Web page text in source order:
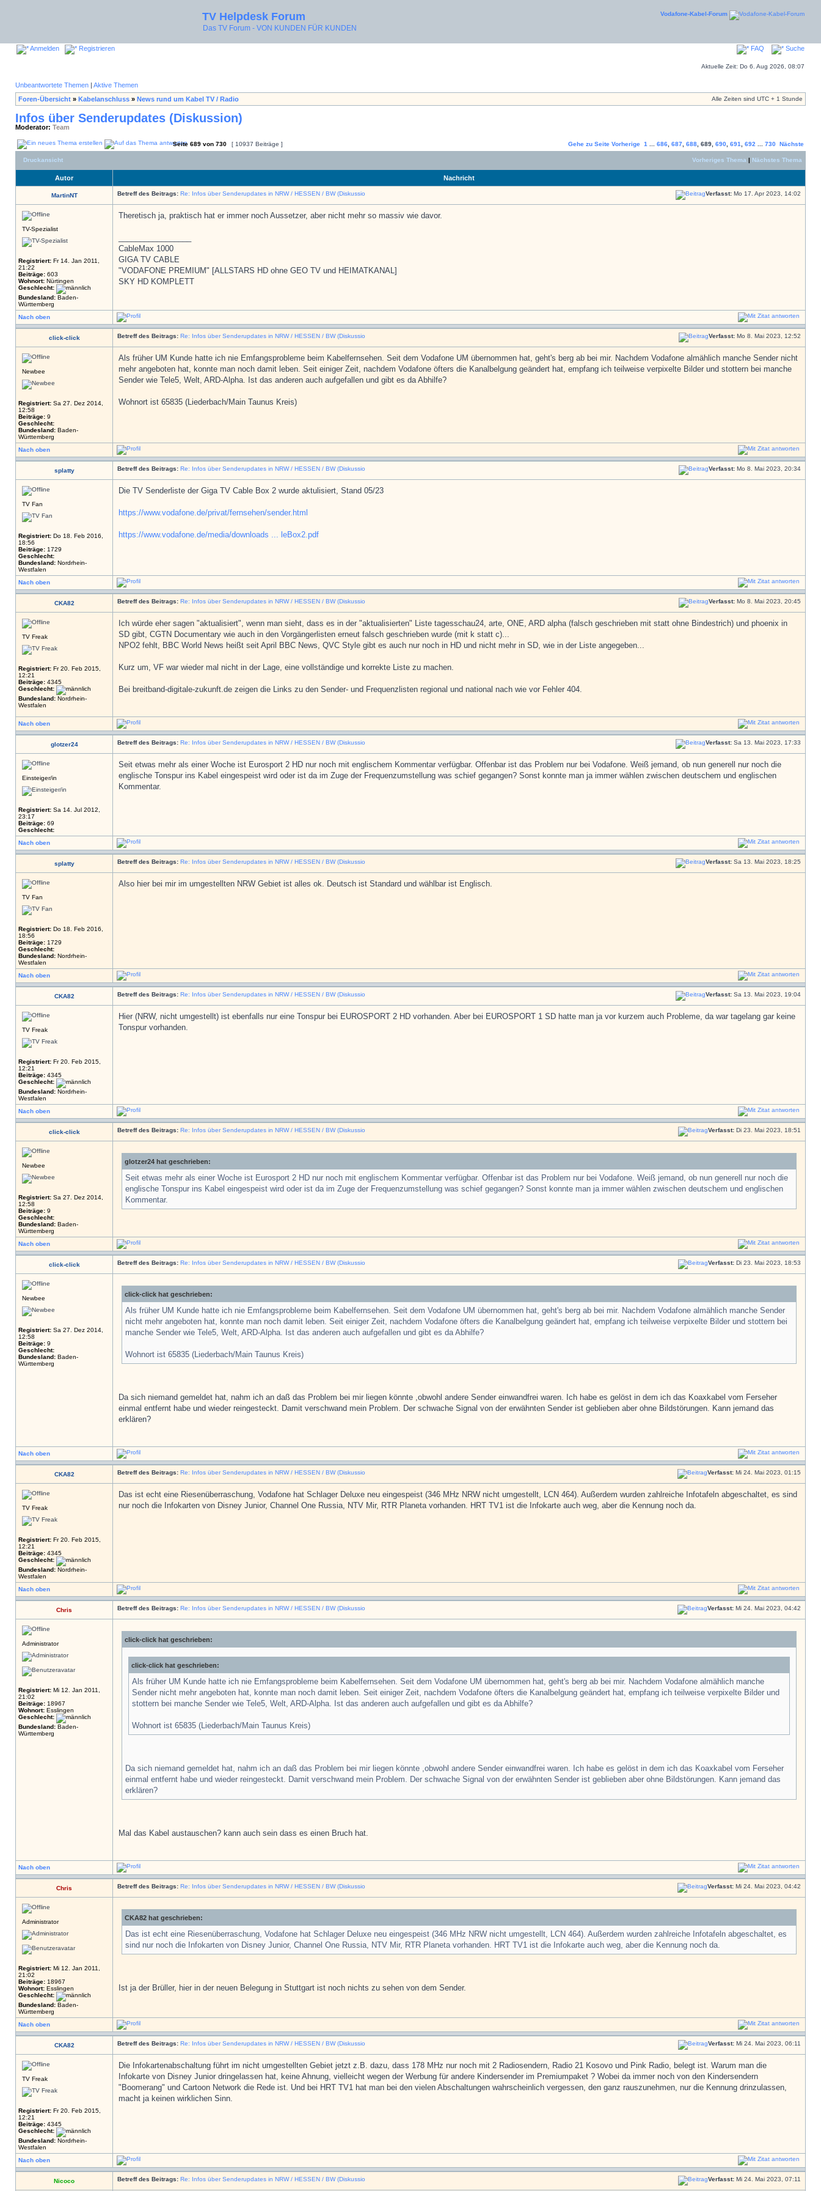
TV Helpdesk Forum
Das TV Forum - VON KUNDEN FÜR KUNDEN
Vodafone-Kabel-Forum
Anmelden Registrieren FAQ Suche
Aktuelle Zeit: Do 6. Aug 2026, 08:07
Unbeantwortete Themen | Aktive Themen
Foren-Übersicht » Kabelanschluss » News rund um Kabel TV / Radio Alle Zeiten sind UTC + 1 Stunde
Infos über Senderupdates (Diskussion)
Moderator: Team
Seite 689 von 730 [ 10937 Beiträge ] Gehe zu Seite Vorherige 1 686 687 688 689 690 691 692 730 Nächste
Druckansicht Vorheriges Thema | Nächstes Thema
Autor Nachricht
MartinNT Betreff des Beitrags: Re: Infos über Senderupdates in NRW / HESSEN / BW (Diskussio Verfasst: Mo 17. Apr 2023, 14:02
TV-Spezialist
Registriert: Fr 14. Jan 2011,
21:22
Beiträge: 603
Wohnort: Nürtingen
Geschlecht:
Bundesland: Baden-
Württemberg
Theretisch ja, praktisch hat er immer noch Aussetzer, aber nicht mehr so massiv wie davor.
CableMax 1000
GIGA TV CABLE
"VODAFONE PREMIUM" [ALLSTARS HD ohne GEO TV und HEIMATKANAL]
SKY HD KOMPLETT
Nach oben
click-click Betreff des Beitrags: Re: Infos über Senderupdates in NRW / HESSEN / BW (Diskussio Verfasst: Mo 8. Mai 2023, 12:52
Newbee
Registriert: Sa 27. Dez 2014,
12:58
Beiträge: 9
Geschlecht:
Bundesland: Baden-
Württemberg
Als früher UM Kunde hatte ich nie Emfangsprobleme beim Kabelfernsehen. Seit dem Vodafone UM übernommen hat, geht's berg ab bei mir. Nachdem Vodafone almählich manche Sender nicht
mehr angeboten hat, konnte man noch damit leben. Seit einiger Zeit, nachdem Vodafone öfters die Kanalbelgung geändert hat, empfang ich teilweise verpixelte Bilder und stottern bei manche
Sender wie Tele5, Welt, ARD-Alpha. Ist das anderen auch aufgefallen und gibt es da Abhilfe?
Wohnort ist 65835 (Liederbach/Main Taunus Kreis)
Nach oben
splatty Betreff des Beitrags: Re: Infos über Senderupdates in NRW / HESSEN / BW (Diskussio Verfasst: Mo 8. Mai 2023, 20:34
TV Fan
Registriert: Do 18. Feb 2016,
18:56
Beiträge: 1729
Geschlecht:
Bundesland: Nordrhein-
Westfalen
Die TV Senderliste der Giga TV Cable Box 2 wurde aktulisiert, Stand 05/23
https://www.vodafone.de/privat/fernsehen/sender.html
https://www.vodafone.de/media/downloads ... leBox2.pdf
Nach oben
CKA82 Betreff des Beitrags: Re: Infos über Senderupdates in NRW / HESSEN / BW (Diskussio Verfasst: Mo 8. Mai 2023, 20:45
TV Freak
Registriert: Fr 20. Feb 2015,
12:21
Beiträge: 4345
Geschlecht:
Bundesland: Nordrhein-
Westfalen
Ich würde eher sagen "aktualisiert", wenn man sieht, dass es in der "aktualisierten" Liste tagesschau24, arte, ONE, ARD alpha (falsch geschrieben mit statt ohne Bindestrich) und phoenix in
SD gibt, CGTN Documentary wie auch in den Vorgängerlisten erneut falsch geschrieben wurde (mit k statt c)...
NPO2 fehlt, BBC World News heißt seit April BBC News, QVC Style gibt es auch nur noch in HD und nicht mehr in SD, wie in der Liste angegeben...
Kurz um, VF war wieder mal nicht in der Lage, eine vollständige und korrekte Liste zu machen.
Bei breitband-digitale-zukunft.de zeigen die Links zu den Sender- und Frequenzlisten regional und national nach wie vor Fehler 404.
Nach oben
glotzer24 Betreff des Beitrags: Re: Infos über Senderupdates in NRW / HESSEN / BW (Diskussio Verfasst: Sa 13. Mai 2023, 17:33
Einsteiger/in
Registriert: Sa 14. Jul 2012,
23:17
Beiträge: 69
Geschlecht:
Seit etwas mehr als einer Woche ist Eurosport 2 HD nur noch mit englischem Kommentar verfügbar. Offenbar ist das Problem nur bei Vodafone. Weiß jemand, ob nun generell nur noch die
englische Tonspur ins Kabel eingespeist wird oder ist da im Zuge der Frequenzumstellung was schief gegangen? Sonst konnte man ja immer wählen zwischen deutschem und englischen
Kommentar.
Nach oben
splatty Betreff des Beitrags: Re: Infos über Senderupdates in NRW / HESSEN / BW (Diskussio Verfasst: Sa 13. Mai 2023, 18:25
TV Fan
Registriert: Do 18. Feb 2016,
18:56
Beiträge: 1729
Geschlecht:
Bundesland: Nordrhein-
Westfalen
Also hier bei mir im umgestellten NRW Gebiet ist alles ok. Deutsch ist Standard und wählbar ist Englisch.
Nach oben
CKA82 Betreff des Beitrags: Re: Infos über Senderupdates in NRW / HESSEN / BW (Diskussio Verfasst: Sa 13. Mai 2023, 19:04
TV Freak
Registriert: Fr 20. Feb 2015,
12:21
Beiträge: 4345
Geschlecht:
Bundesland: Nordrhein-
Westfalen
Hier (NRW, nicht umgestellt) ist ebenfalls nur eine Tonspur bei EUROSPORT 2 HD vorhanden. Aber bei EUROSPORT 1 SD hatte man ja vor kurzem auch Probleme, da war tagelang gar keine
Tonspur vorhanden.
Nach oben
click-click Betreff des Beitrags: Re: Infos über Senderupdates in NRW / HESSEN / BW (Diskussio Verfasst: Di 23. Mai 2023, 18:51
Newbee
Registriert: Sa 27. Dez 2014,
12:58
Beiträge: 9
Geschlecht:
Bundesland: Baden-
Württemberg
glotzer24 hat geschrieben:
Seit etwas mehr als einer Woche ist Eurosport 2 HD nur noch mit englischem Kommentar verfügbar. Offenbar ist das Problem nur bei Vodafone. Weiß jemand, ob nun generell nur noch die
englische Tonspur ins Kabel eingespeist wird oder ist da im Zuge der Frequenzumstellung was schief gegangen? Sonst konnte man ja immer wählen zwischen deutschem und englischen
Kommentar.
Nach oben
click-click Betreff des Beitrags: Re: Infos über Senderupdates in NRW / HESSEN / BW (Diskussio Verfasst: Di 23. Mai 2023, 18:53
Newbee
Registriert: Sa 27. Dez 2014,
12:58
Beiträge: 9
Geschlecht:
Bundesland: Baden-
Württemberg
click-click hat geschrieben:
Als früher UM Kunde hatte ich nie Emfangsprobleme beim Kabelfernsehen. Seit dem Vodafone UM übernommen hat, geht's berg ab bei mir. Nachdem Vodafone almählich manche Sender
nicht mehr angeboten hat, konnte man noch damit leben. Seit einiger Zeit, nachdem Vodafone öfters die Kanalbelgung geändert hat, empfang ich teilweise verpixelte Bilder und stottern bei
manche Sender wie Tele5, Welt, ARD-Alpha. Ist das anderen auch aufgefallen und gibt es da Abhilfe?
Wohnort ist 65835 (Liederbach/Main Taunus Kreis)
Da sich niemand gemeldet hat, nahm ich an daß das Problem bei mir liegen könnte ,obwohl andere Sender einwandfrei waren. Ich habe es gelöst in dem ich das Koaxkabel vom Ferseher
einmal entfernt habe und wieder reingesteckt. Damit verschwand mein Problem. Der schwache Signal von der erwähnten Sender ist geblieben aber ohne Bildstörungen. Kann jemand das
erklären?
Nach oben
CKA82 Betreff des Beitrags: Re: Infos über Senderupdates in NRW / HESSEN / BW (Diskussio Verfasst: Mi 24. Mai 2023, 01:15
TV Freak
Registriert: Fr 20. Feb 2015,
12:21
Beiträge: 4345
Geschlecht:
Bundesland: Nordrhein-
Westfalen
Das ist echt eine Riesenüberraschung, Vodafone hat Schlager Deluxe neu eingespeist (346 MHz NRW nicht umgestellt, LCN 464). Außerdem wurden zahlreiche Infotafeln abgeschaltet, es sind
nur noch die Infokarten von Disney Junior, Channel One Russia, NTV Mir, RTR Planeta vorhanden. HRT TV1 ist die Infokarte auch weg, aber die Kennung noch da.
Nach oben
Chris Betreff des Beitrags: Re: Infos über Senderupdates in NRW / HESSEN / BW (Diskussio Verfasst: Mi 24. Mai 2023, 04:42
Administrator
Registriert: Mi 12. Jan 2011,
21:02
Beiträge: 18967
Wohnort: Esslingen
Geschlecht:
Bundesland: Baden-
Württemberg
click-click hat geschrieben:
click-click hat geschrieben:
Als früher UM Kunde hatte ich nie Emfangsprobleme beim Kabelfernsehen. Seit dem Vodafone UM übernommen hat, geht's berg ab bei mir. Nachdem Vodafone almählich manche
Sender nicht mehr angeboten hat, konnte man noch damit leben. Seit einiger Zeit, nachdem Vodafone öfters die Kanalbelgung geändert hat, empfang ich teilweise verpixelte Bilder und
stottern bei manche Sender wie Tele5, Welt, ARD-Alpha. Ist das anderen auch aufgefallen und gibt es da Abhilfe?
Wohnort ist 65835 (Liederbach/Main Taunus Kreis)
Da sich niemand gemeldet hat, nahm ich an daß das Problem bei mir liegen könnte ,obwohl andere Sender einwandfrei waren. Ich habe es gelöst in dem ich das Koaxkabel vom Ferseher
einmal entfernt habe und wieder reingesteckt. Damit verschwand mein Problem. Der schwache Signal von der erwähnten Sender ist geblieben aber ohne Bildstörungen. Kann jemand das
erklären?
Mal das Kabel austauschen? kann auch sein dass es einen Bruch hat.
Nach oben
Chris Betreff des Beitrags: Re: Infos über Senderupdates in NRW / HESSEN / BW (Diskussio Verfasst: Mi 24. Mai 2023, 04:42
Administrator
Registriert: Mi 12. Jan 2011,
21:02
Beiträge: 18967
Wohnort: Esslingen
Geschlecht:
Bundesland: Baden-
Württemberg
CKA82 hat geschrieben:
Das ist echt eine Riesenüberraschung, Vodafone hat Schlager Deluxe neu eingespeist (346 MHz NRW nicht umgestellt, LCN 464). Außerdem wurden zahlreiche Infotafeln abgeschaltet, es
sind nur noch die Infokarten von Disney Junior, Channel One Russia, NTV Mir, RTR Planeta vorhanden. HRT TV1 ist die Infokarte auch weg, aber die Kennung noch da.
Ist ja der Brüller, hier in der neuen Belegung in Stuttgart ist noch nichts zu sehen von dem Sender.
Nach oben
CKA82 Betreff des Beitrags: Re: Infos über Senderupdates in NRW / HESSEN / BW (Diskussio Verfasst: Mi 24. Mai 2023, 06:11
TV Freak
Registriert: Fr 20. Feb 2015,
12:21
Beiträge: 4345
Geschlecht:
Bundesland: Nordrhein-
Westfalen
Die Infokartenabschaltung führt im nicht umgestellten Gebiet jetzt z.B. dazu, dass 178 MHz nur noch mit 2 Radiosendern, Radio 21 Kosovo und Pink Radio, belegt ist. Warum man die
Infokarte von Disney Junior dringelassen hat, keine Ahnung, vielleicht wegen der Werbung für andere Kindersender im Premiumpaket ? Wobei da immer noch von den Kindersendern
"Boomerang" und Cartoon Network die Rede ist. Und bei HRT TV1 hat man bei den vielen Abschaltungen wahrscheinlich vergessen, den ganz rauszunehmen, nur die Kennung drinzulassen,
macht ja keinen wirklichen Sinn.
Nach oben
Nicoco Betreff des Beitrags: Re: Infos über Senderupdates in NRW / HESSEN / BW (Diskussio Verfasst: Mi 24. Mai 2023, 07:11